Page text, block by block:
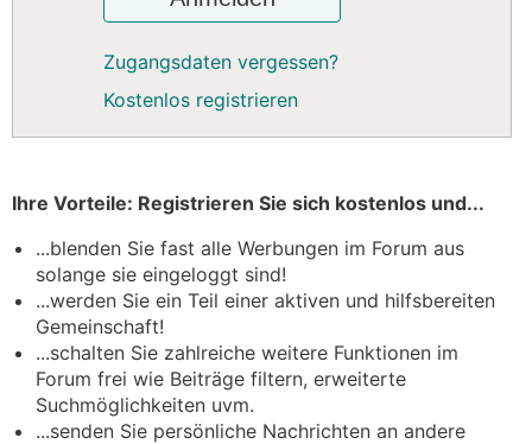
Zugangsdaten vergessen?
Kostenlos registrieren
Ihre Vorteile: Registrieren Sie sich kostenlos und...
...blenden Sie fast alle Werbungen im Forum aus
solange sie eingeloggt sind!
...werden Sie ein Teil einer aktiven und hilfsbereiten
Gemeinschaft!
...schalten Sie zahlreiche weitere Funktionen im
Forum frei wie Beiträge filtern, erweiterte
Suchmöglichkeiten uvm.
...senden Sie persönliche Nachrichten an andere